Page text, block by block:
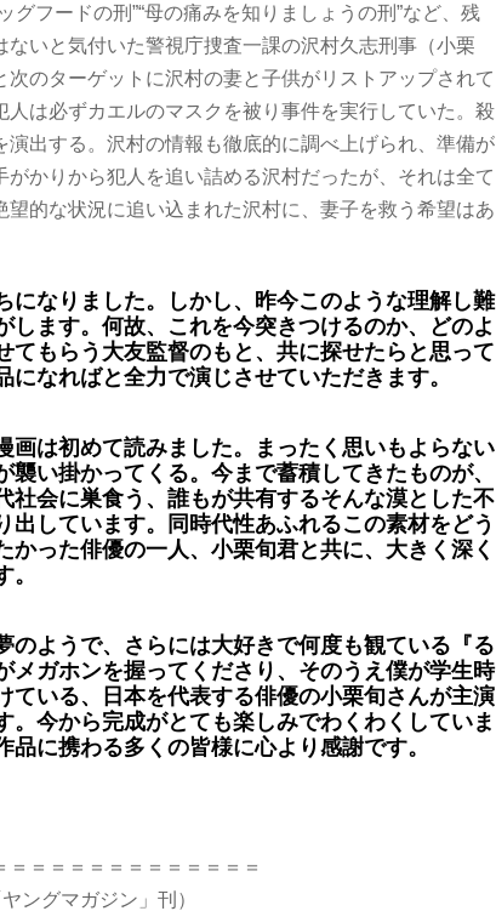
フードの刑”“母の痛みを知りましょうの刑”など、残
いと気付いた警視庁捜査一課の沢村久志刑事（小栗
のターゲットに沢村の妻と子供がリストアップされて
は必ずカエルのマスクを被り事件を実行していた。殺
出する。沢村の情報も徹底的に調べ上げられ、準備が
かりから犯人を追い詰める沢村だったが、それは全て
的な状況に追い込まれた沢村に、妻子を救う希望はあ
になりました。しかし、昨今このような理解し難
します。何故、これを今突きつけるのか、どのよ
てもらう大友監督のもと、共に探せたらと思って
なればと全力で演じさせていただきます。
画は初めて読みました。まったく思いもよらない
い掛かってくる。今まで蓄積してきたものが、
社会に巣食う、誰もが共有するそんな漠とした不
しています。同時代性あふれるこの素材をどう
った俳優の一人、小栗旬君と共に、大きく深く
のようで、さらには大好きで何度も観ている『る
メガホンを握ってくださり、そのうえ僕が学生時
ている、日本を代表する俳優の小栗旬さんが主演
。今から完成がとても楽しみでわくわくしていま
に携わる多くの皆様に心より感謝です。
＝＝＝＝＝＝＝＝＝＝＝＝
ングマガジン」刊）